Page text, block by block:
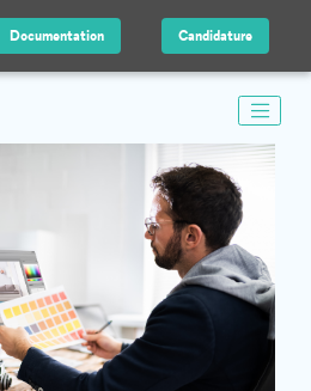
Documentation Candidature